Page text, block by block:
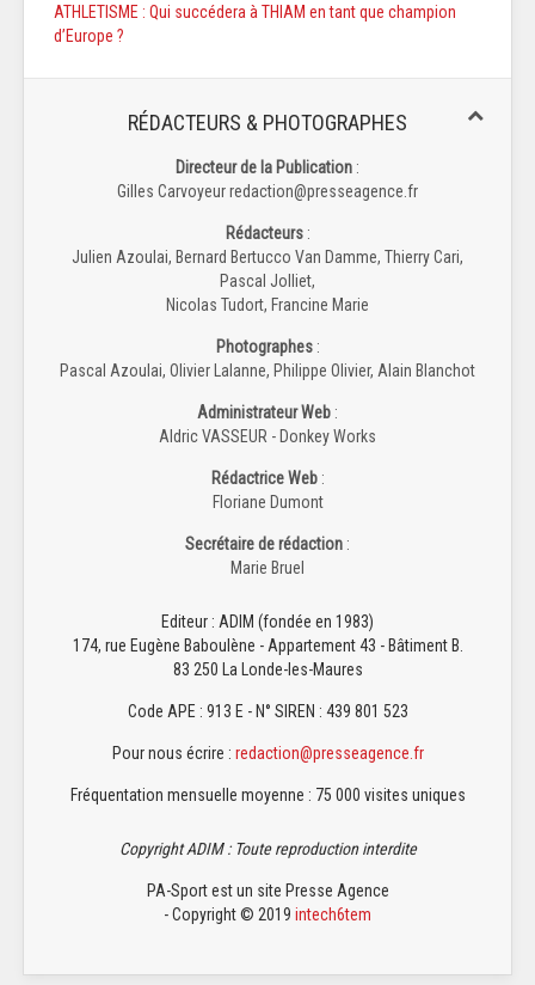
ATHLETISME : Qui succédera à THIAM en tant que champion
d’Europe ?
RÉDACTEURS & PHOTOGRAPHES
Directeur de la Publication :
Gilles Carvoyeur redaction@presseagence.fr
Rédacteurs:
Julien Azoulai, Bernard Bertucco Van Damme, Thierry Cari,
Pascal Jolliet,
Nicolas Tudort, Francine Marie
Photographes:
Pascal Azoulai, Olivier Lalanne, Philippe Olivier, Alain Blanchot
Administrateur Web :
Aldric VASSEUR - Donkey Works
Rédactrice Web:
Floriane Dumont
Secrétaire de rédaction :
Marie Bruel
Editeur : ADIM (fondée en 1983)
174, rue Eugène Baboulène - Appartement 43 - Bâtiment B.
83 250 La Londe-les-Maures
Code APE : 913 E - N° SIREN : 439 801 523
Pour nous écrire : redaction@presseagence.fr
Fréquentation mensuelle moyenne : 75 000 visites uniques
Copyright ADIM : Toute reproduction interdite
PA-Sport est un site Presse Agence
- Copyright © 2019 intech6tem